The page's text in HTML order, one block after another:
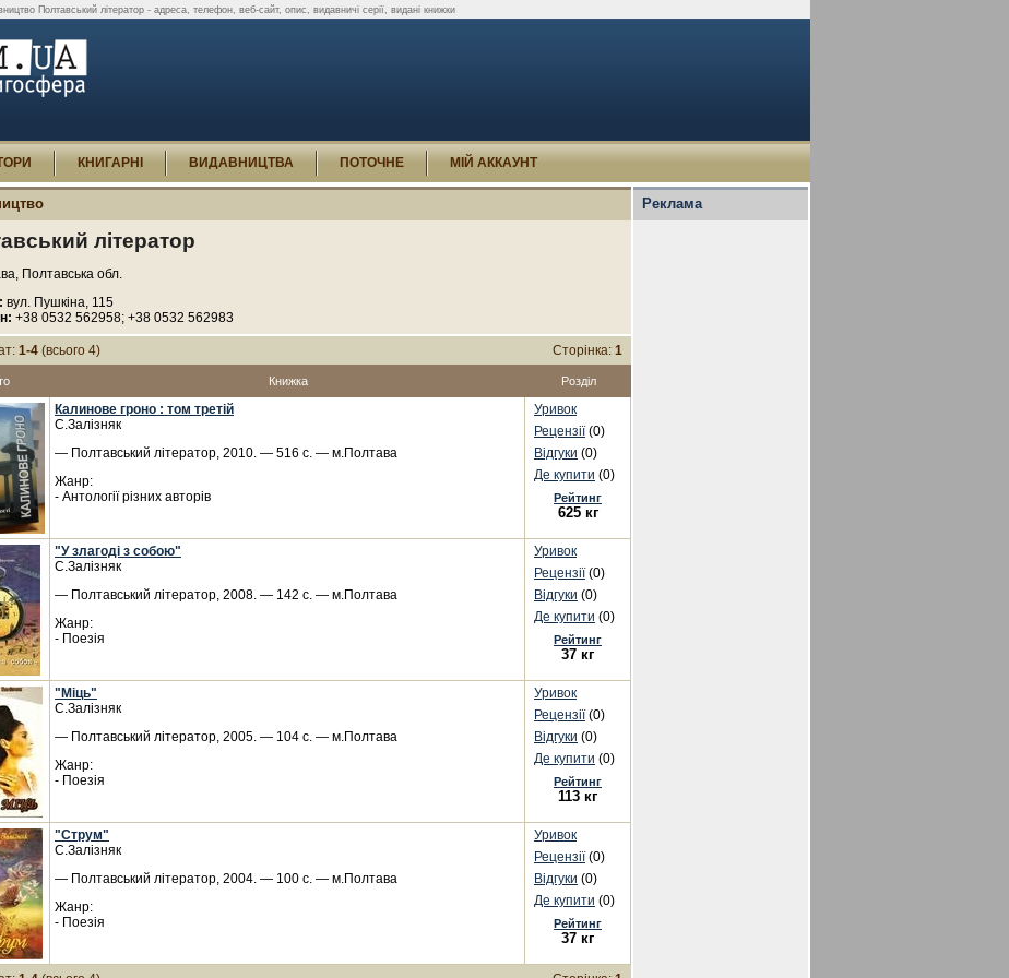
Полтавський літератор - адреса, телефон, веб-сайт, опис, видавничі серії, видані книжки
КНИГАРНІ ВИДАВНИЦТВА ПОТОЧНЕ МІЙ АККАУНТ
літератор
Полтавська обл.
вул. Пушкіна, 115
+38 0532 562958; +38 0532 562983
1-4 (всього 4) Сторінка: 1
Книжка Розділ
Калинове гроно : том третій
С.Залізняк
— Полтавський літератор, 2010. — 516 с. — м.Полтава
Жанр:
- Антології різних авторів
Уривок
Рецензії(0)
Відгуки (0)
Де купити (0)
Рейтинг
625 кг
"У злагоді з собою"
С.Залізняк
— Полтавський літератор, 2008. — 142 с. — м.Полтава
Жанр:
- Поезія
Уривок
Рецензії(0)
Відгуки (0)
Де купити (0)
Рейтинг
37 кг
"Міць"
С.Залізняк
— Полтавський літератор, 2005. — 104 с. — м.Полтава
Жанр:
- Поезія
Уривок
Рецензії(0)
Відгуки (0)
Де купити (0)
Рейтинг
113 кг
"Струм"
С.Залізняк
— Полтавський літератор, 2004. — 100 с. — м.Полтава
Жанр:
- Поезія
Уривок
Рецензії(0)
Відгуки (0)
Де купити (0)
Рейтинг
37 кг
Реклама